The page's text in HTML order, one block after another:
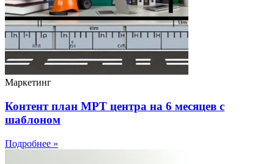
Маркетинг
Контент план МРТ центра на 6 месяцев с
шаблоном
Подробнее »